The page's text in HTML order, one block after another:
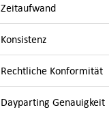
Zeitaufwand
Konsistenz
Rechtliche Konformität
Dayparting Genauigkeit